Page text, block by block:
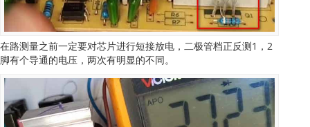
在路测量之前一定要对芯片进行短接放电，二极管档正反测1，2
脚有个导通的电压，两次有明显的不同。